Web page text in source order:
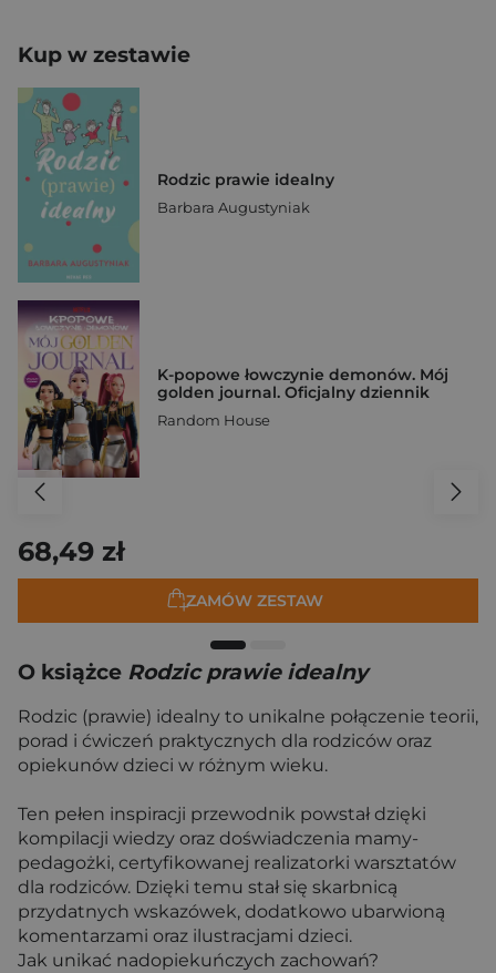
Kup w zestawie
Rodzic prawie idealny
Barbara Augustyniak
K-popowe łowczynie demonów. Mój
golden journal. Oficjalny dziennik
Random House
68,49 zł
ZAMÓW ZESTAW
O książce Rodzic prawie idealny
Rodzic (prawie) idealny to unikalne połączenie teorii,
porad i ćwiczeń praktycznych dla rodziców oraz
opiekunów dzieci w różnym wieku.
Ten pełen inspiracji przewodnik powstał dzięki
kompilacji wiedzy oraz doświadczenia mamy-
pedagożki, certyfikowanej realizatorki warsztatów
dla rodziców. Dzięki temu stał się skarbnicą
przydatnych wskazówek, dodatkowo ubarwioną
komentarzami oraz ilustracjami dzieci.
Jak unikać nadopiekuńczych zachowań?